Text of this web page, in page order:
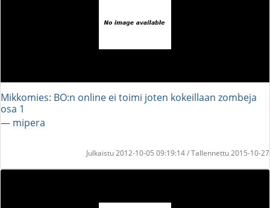
Mikkomies: BO:n online ei toimi joten kokeillaan zombeja
osa 1
― mipera
Julkaistu 2012-10-05 09:19:14 / Tallennettu 2015-10-27